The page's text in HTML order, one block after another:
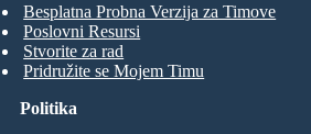
Besplatna Probna Verzija za Timove
Poslovni Resursi
Stvorite za rad
Pridružite se Mojem Timu
Politika